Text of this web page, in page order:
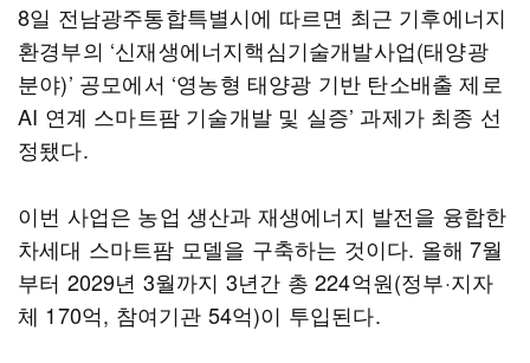
8일 전남광주통합특별시에 따르면 최근 기후에너지
환경부의 ‘신재생에너지핵심기술개발사업(태양광
분야)’ 공모에서 ‘영농형 태양광 기반 탄소배출 제로
AI 연계 스마트팜 기술개발 및 실증’ 과제가 최종 선
정됐다.
이번 사업은 농업 생산과 재생에너지 발전을 융합한
차세대 스마트팜 모델을 구축하는 것이다. 올해 7월
부터 2029년 3월까지 3년간 총 224억원(정부·지자
체 170억, 참여기관 54억)이 투입된다.